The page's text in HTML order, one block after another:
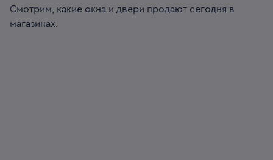
Смотрим, какие окна и двери продают сегодня в
магазинах.